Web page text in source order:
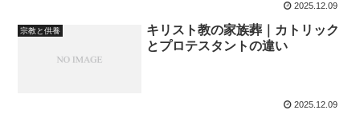
2025.12.09
宗教と供養
キリスト教の家族葬｜カトリック
とプロテスタントの違い
2025.12.09